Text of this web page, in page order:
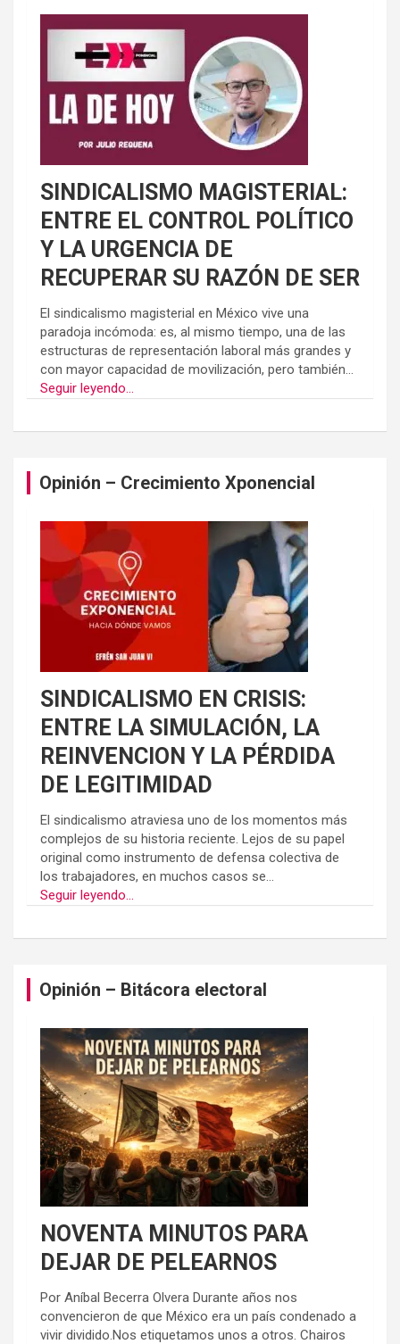
SINDICALISMO MAGISTERIAL:
ENTRE EL CONTROL POLÍTICO
Y LA URGENCIA DE
RECUPERAR SU RAZÓN DE SER
El sindicalismo magisterial en México vive una
paradoja incómoda: es, al mismo tiempo, una de las
estructuras de representación laboral más grandes y
con mayor capacidad de movilización, pero también...
Seguir leyendo...
Opinión – Crecimiento Xponencial
SINDICALISMO EN CRISIS:
ENTRE LA SIMULACIÓN, LA
REINVENCION Y LA PÉRDIDA
DE LEGITIMIDAD
El sindicalismo atraviesa uno de los momentos más
complejos de su historia reciente. Lejos de su papel
original como instrumento de defensa colectiva de
los trabajadores, en muchos casos se...
Seguir leyendo...
Opinión – Bitácora electoral
NOVENTA MINUTOS PARA
DEJAR DE PELEARNOS
Por Aníbal Becerra Olvera Durante años nos
convencieron de que México era un país condenado a
vivir dividido.Nos etiquetamos unos a otros. Chairos